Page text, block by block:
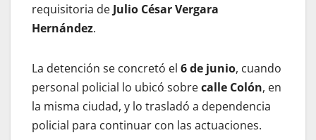
requisitoria de Julio César Vergara
Hernández.
La detención se concretó el 6 de junio, cuando
personal policial lo ubicó sobrecalle Colón, en
la misma ciudad, y lo trasladó a dependencia
policial para continuar con las actuaciones.